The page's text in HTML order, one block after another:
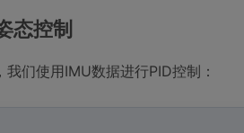
态控制
们使用IMU数据进行PID控制：